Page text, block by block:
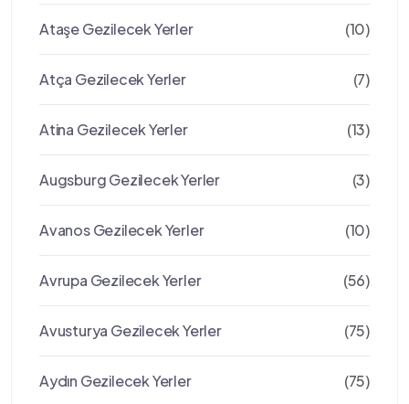
Ataşe Gezilecek Yerler (10)
Atça Gezilecek Yerler (7)
Atina Gezilecek Yerler (13)
Augsburg Gezilecek Yerler (3)
Avanos Gezilecek Yerler (10)
Avrupa Gezilecek Yerler (56)
Avusturya Gezilecek Yerler (75)
Aydın Gezilecek Yerler (75)